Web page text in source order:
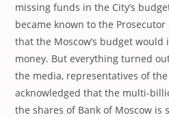
missing funds in the City’s
became known to the Prosecutor
that the Moscow’s budget
money. But everything turned
the media, representatives of the
acknowledged that the multi-
the shares of Bank of Moscow is